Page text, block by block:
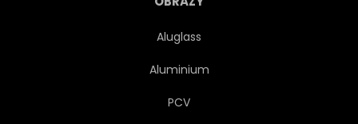
Aluglass
Aluminium
PCV